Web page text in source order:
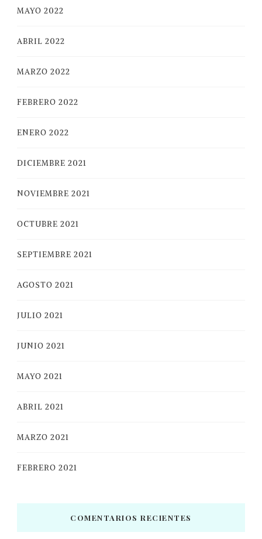
MAYO 2022
ABRIL 2022
MARZO 2022
FEBRERO 2022
ENERO 2022
DICIEMBRE 2021
NOVIEMBRE 2021
OCTUBRE 2021
SEPTIEMBRE 2021
AGOSTO 2021
JULIO 2021
JUNIO 2021
MAYO 2021
ABRIL 2021
MARZO 2021
FEBRERO 2021
COMENTARIOS RECIENTES